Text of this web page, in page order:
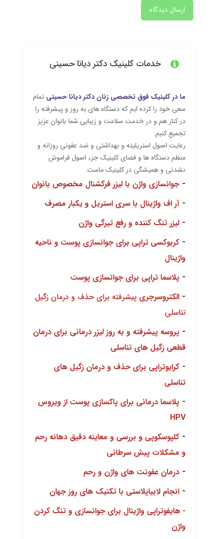
ارسال دیدگاه
خدمات کلینیک دکتر دیانا حسینی
ما در کلینیک فوق تخصصی زنان دکتر دیانا حسینی تمام
سعی خود را کرده ایم که دستگاه های به روز و پیشرفته را
در کنار هم و در خدمت سلامت و زیبایی شما بانوان عزیز
تجمیع کنیم.
رعایت اصول استریلیته و بهداشتی و ضد عفونی روزانه و
منظم دستگاه ها و فضای کلینیک جزء اصول فراموش
نشدنی و همیشگی در کلینیک ماست.
- جوانسازی واژن با لیزر فرکشنال مخصوص بانوان
-آر اف واژینال با سری استریل و یکبار مصرف
- لیزر تنگ کننده و رفع تیرگی واژن
- کربوکسی تراپی برای جوانسازی پوست و ناحیه
واژینال
- پلاسما تراپی برای جوانسازی پوست
- الکتروسرجری پیشرفته برای حذف و درمان زگیل
تناسلی
- پروسه پیشرفته و به روز لیزر درمانی برای درمان
قطعی زگیل های تناسلی
- کرایوتراپی برای حذف و درمان زگیل های
تناسلی
- پلاسما درمانی برای پاکسازی پوست از ویروس
HPV
- کلپوسکوپی و بررسی و معاینه دقیق دهانه رحم
و مشکلات پیش سرطانی
- درمان عفونت های واژن و رحم
- انجام لابیاپلاستی با تکنیک های روز جهان
- هایفوتراپی واژینال برای جوانسازی و تنگ کردن
واژن